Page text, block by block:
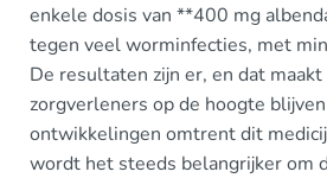
enkele dosis van **400 mg
tegen veel worminfecties, met
De resultaten zijn er, en dat
zorgverleners op de hoogte
ontwikkelingen omtrent dit
wordt het steeds belangrijker om